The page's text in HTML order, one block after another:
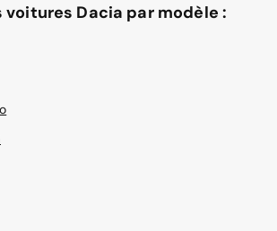
voitures Dacia par modèle :